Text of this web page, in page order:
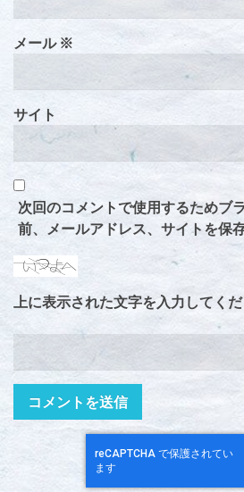
メール ※
サイト
次回のコメントで使用するためブ
前、メールアドレス、サイトを保
上に表示された文字を入力してくだ